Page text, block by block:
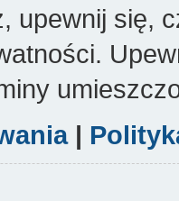
upewnij się,
|